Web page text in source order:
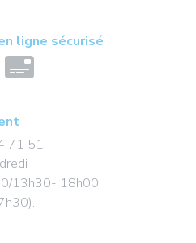
ligne sécurisé
71 51
13h30- 18h00